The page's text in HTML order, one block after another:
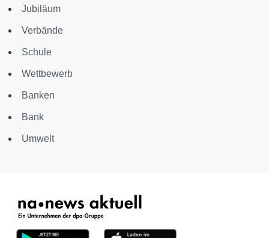
Jubiläum
Verbände
Schule
Wettbewerb
Banken
Bank
Umwelt